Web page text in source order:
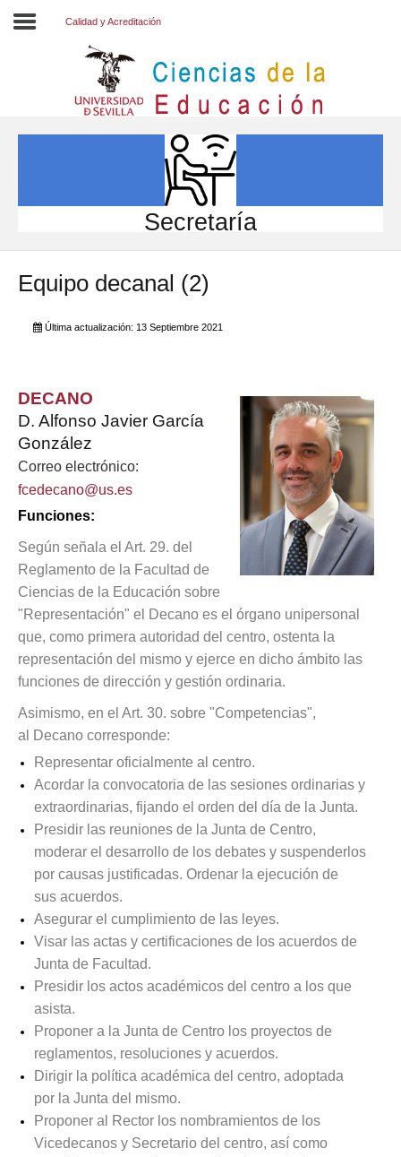
INVESTIGACIÓN
INTERNACIONAL
Directorio FCCE
Calidad y Acreditación
Secretaría
Equipo decanal (2)
Última actualización: 13 Septiembre 2021
DECANO
D. Alfonso Javier García
González
Correo electrónico:
fcedecano@us.es
Funciones:
Según señala el Art. 29. del
Reglamento de la Facultad de
Ciencias de la Educación sobre
"Representación" el Decano es el órgano unipersonal
que, como primera autoridad del centro, ostenta la
representación del mismo y ejerce en dicho ámbito las
funciones de dirección y gestión ordinaria.
Asimismo, en el Art. 30. sobre "Competencias",
al Decano corresponde:
Representar oficialmente al centro.
Acordar la convocatoria de las sesiones ordinarias y
extraordinarias, fijando el orden del día de la Junta.
Presidir las reuniones de la Junta de Centro,
moderar el desarrollo de los debates y suspenderlos
por causas justificadas. Ordenar la ejecución de
sus acuerdos.
Asegurar el cumplimiento de las leyes.
Visar las actas y certificaciones de los acuerdos de
Junta de Facultad.
Presidir los actos académicos del centro a los que
asista.
Proponer a la Junta de Centro los proyectos de
reglamentos, resoluciones y acuerdos.
Dirigir la política académica del centro, adoptada
por la Junta del mismo.
Proponer al Rector los nombramientos de los
Vicedecanos y Secretario del centro, así como